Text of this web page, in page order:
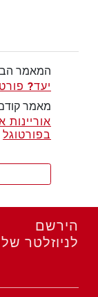
המאמר
יעד?
מאמר
אוריינות
בפורטוגל
הירשם
לניוזלטר